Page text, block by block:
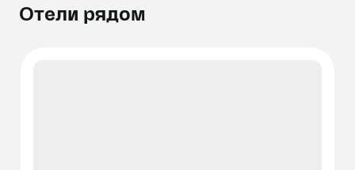
Отели рядом